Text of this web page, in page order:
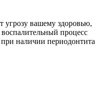
угрозу вашему здоровью,
процесс
наличии периодонтита